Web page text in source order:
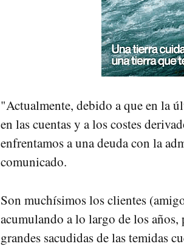
"Actualmente, debido a que en la
en las cuentas y a los costes
enfrentamos a una deuda con la
comunicado.
Son muchísimos los clientes
acumulando a lo largo de los
grandes sacudidas de las temidas